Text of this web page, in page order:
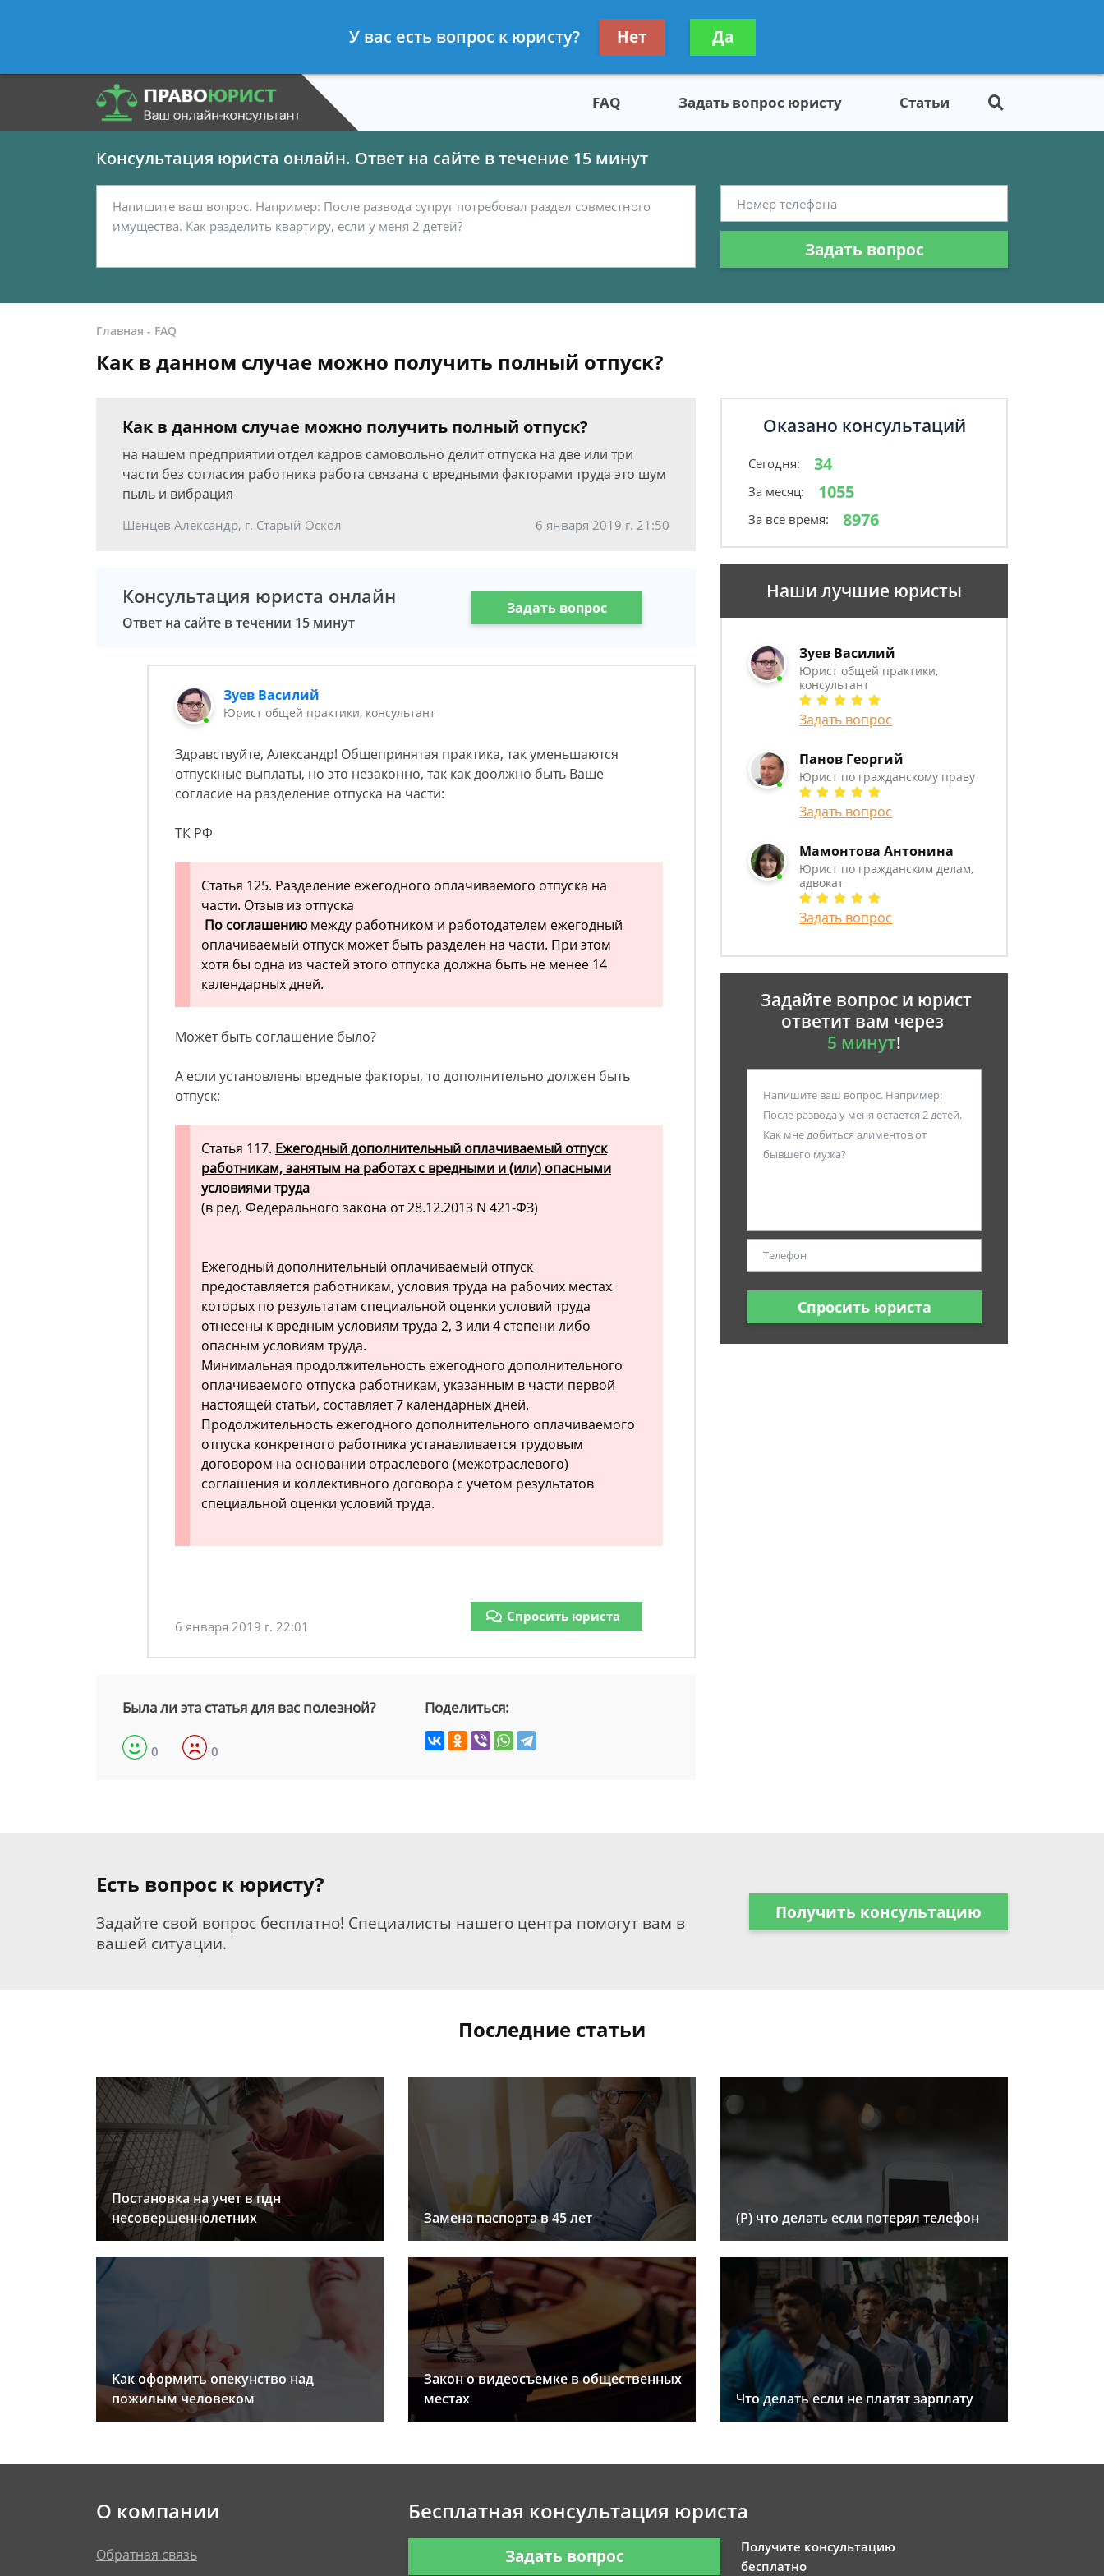
- Юрист по гражданскому праву
Получите консультацию
бесплатно
FAQ Задать вопрос юристу Статьи
Консультация юриста онлайн. Ответ на сайте в течение 15 минут
Задать вопрос
Главная - FAQ
Как в данном случае можно получить полный отпуск?
Как в данном случае можно получить полный отпуск?
на нашем предприятии отдел кадров самовольно делит отпуска на две или три
части без согласия работника работа связана с вредными факторами труда это шум
пыль и вибрация
Шенцев Александр, г. Старый Оскол 6 января 2019 г. 21:50
Консультация юриста онлайн
Ответ на сайте в течении 15 минут
Задать вопрос
Зуев Василий
Юрист общей практики, консультант
Здравствуйте, Александр! Общепринятая практика, так уменьшаются
отпускные выплаты, но это незаконно, так как доолжно быть Ваше
согласие на разделение отпуска на части:
ТК РФ
Статья 125. Разделение ежегодного оплачиваемого отпуска на
части. Отзыв из отпуска
По соглашению между работником и работодателем ежегодный
оплачиваемый отпуск может быть разделен на части. При этом
хотя бы одна из частей этого отпуска должна быть не менее 14
календарных дней.
Может быть соглашение было?
А если установлены вредные факторы, то дополнительно должен быть
отпуск:
Статья 117. Ежегодный дополнительный оплачиваемый отпуск
работникам, занятым на работах с вредными и (или) опасными
условиями труда
(в ред. Федерального закона от 28.12.2013 N 421-ФЗ)
Ежегодный дополнительный оплачиваемый отпуск
предоставляется работникам, условия труда на рабочих местах
которых по результатам специальной оценки условий труда
отнесены к вредным условиям труда 2, 3 или 4 степени либо
опасным условиям труда.
Минимальная продолжительность ежегодного дополнительного
оплачиваемого отпуска работникам, указанным в части первой
настоящей статьи, составляет 7 календарных дней.
Продолжительность ежегодного дополнительного оплачиваемого
отпуска конкретного работника устанавливается трудовым
договором на основании отраслевого (межотраслевого)
соглашения и коллективного договора с учетом результатов
специальной оценки условий труда.
6 января 2019 г. 22:01
Спросить юриста
Была ли эта статья для вас полезной?
0 0
Поделиться:
Оказано консультаций
Сегодня: 34
За месяц: 1055
За все время: 8976
Наши лучшие юристы
Зуев Василий
Юрист общей практики,
консультант
Задать вопрос
Панов Георгий
Юрист по гражданскому праву
Задать вопрос
Мамонтова Антонина
Юрист по гражданским делам,
адвокат
Задать вопрос
Задайте вопрос и юрист
ответит вам через
5 минут!
Спросить юриста
Есть вопрос к юристу?
Задайте свой вопрос бесплатно! Специалисты нашего центра помогут вам в
вашей ситуации.
Получить консультацию
Последние статьи
Постановка на учет в пдн
несовершеннолетних
Замена паспорта в 45 лет (Р) что делать если потерял телефон
Как оформить опекунство над
пожилым человеком
Закон о видеосъемке в общественных
местах
Что делать если не платят зарплату
О компании
Обратная связь
Бесплатная консультация юриста
Задать вопрос
Получите консультацию
бесплатно
У вас есть вопрос к юристу? Нет Да